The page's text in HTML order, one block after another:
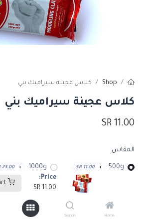
Price:
11.00
Home
Search
Shop كلاس عجينة سيراميك بني
كلاس عجينة سيراميك بني
11.00
المقاس
500g
+
11.00
SR
1000g
+
23.00
SR